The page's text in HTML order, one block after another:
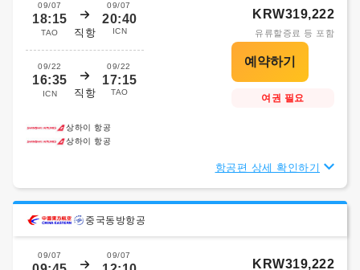
09/07
18:15
TAO 직항
09/07
20:40
ICN
09/22
16:35
ICN 직항
09/22
17:15
TAO
KRW319,222
유류할증료 등 포함
여권 필요
상하이 항공
상하이 항공
항공편 상세 확인하기
중국동방항공
09/07 09/07
KRW319,222